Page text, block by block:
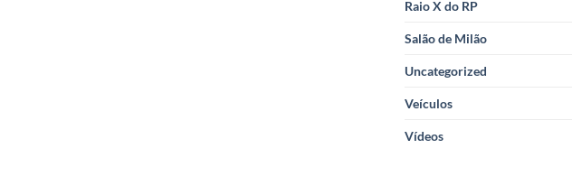
Raio X do RP
Salão de Milão
Uncategorized
Veículos
Vídeos